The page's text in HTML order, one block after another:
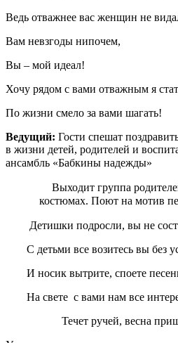
Ведь отважнее вас женщин не
Вам невзгоды нипочем,
Вы – мой идеал!
Хочу рядом с вами отважным я
По жизни смело за вами шагать!
Ведущий: Гости спешат
в жизни детей, родителей и
ансамбль «Бабкины надежды»
Выходит группа
костюмах. Поют на мотив
Детишки подросли, вы не
С детьми все возитесь вы без
И носик вытрите, споете
На свете с вами нам все
Течет ручей, весна